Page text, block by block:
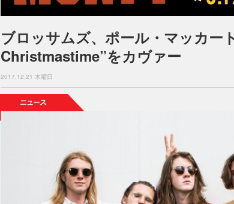
ブロッサムズ、ポール・マッカー
Christmastime”をカヴァー
2017.12.21 木曜日